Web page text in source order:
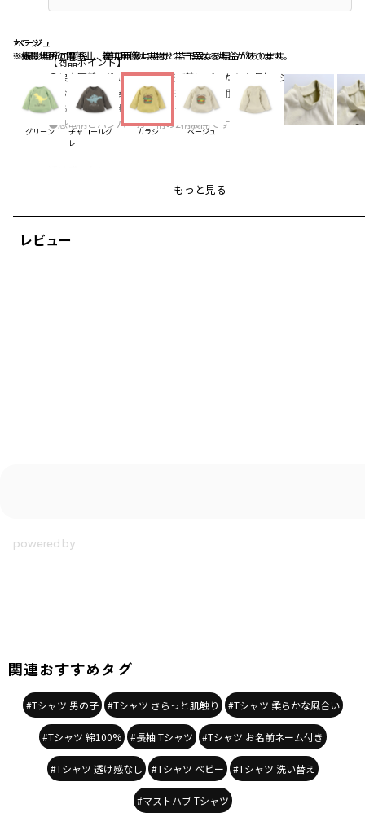
カラシ
※撮影場所の関係上、着用画像は実物と若干異なる場合があります。
ベージュ
※撮影場所の関係上、着用画像は実物と若干異なる場合があります。
ベージュ
グリーン
チャコールグ
レー
カラシ ベージュ
レビュー
【商品ポイント】
●保育園着の洗い替えや外遊び着にぴったりな長袖Tシャツ
●お子様の肌に安心の綿100％生地を使用
●あると嬉しいお名前ネーム付き
●恐竜柄とハンバーガー柄の2柄展開です
-----
90cmは一部店舗と公式通販での限定販売になります。
もっと見る
関連おすすめタグ
#Tシャツ 男の子 #Tシャツ さらっと肌触り #Tシャツ 柔らかな風合い
#Tシャツ 綿100% #長袖 Tシャツ #Tシャツ お名前ネーム付き
#Tシャツ 透け感なし #Tシャツ ベビー #Tシャツ 洗い替え
#マストハブ Tシャツ